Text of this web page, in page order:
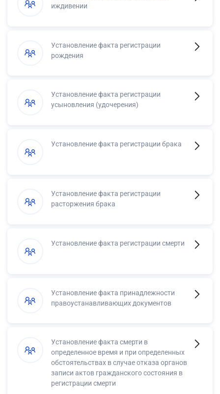
иждивении
Установление факта регистрации
рождения
Установление факта регистрации
усыновления (удочерения)
Установление факта регистрации брака
Установление факта регистрации
расторжения брака
Установление факта регистрации смерти
Установление факта принадлежности
правоустанавливающих документов
Установление факта смерти в
определенное время и при определенных
обстоятельствах в случае отказа органов
записи актов гражданского состояния в
регистрации смерти